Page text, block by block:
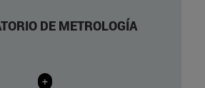
DE METROLOGÍA
+
SmartWLI-basic (gbs)